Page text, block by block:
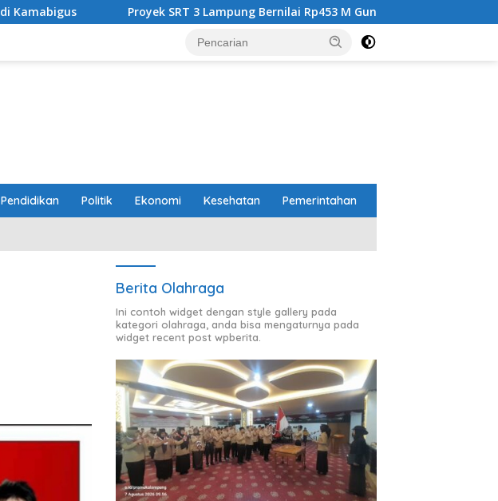
Proyek SRT 3 Lampung Bernilai Rp453 M Gunakan GRC, PT Brantas Abipraya Belum Beri
Pendidikan Politik Ekonomi Kesehatan Pemerintahan
Berita Olahraga
Ini contoh widget dengan style gallery pada
kategori olahraga, anda bisa mengaturnya pada
widget recent post wpberita.